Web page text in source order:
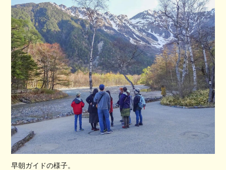
早朝ガイドの様子。